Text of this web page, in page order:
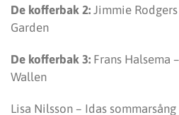
De kofferbak 2: Jimmie
Garden
De kofferbak 3: Frans Halsema
Wallen
Lisa Nilsson – Idas sommarsång